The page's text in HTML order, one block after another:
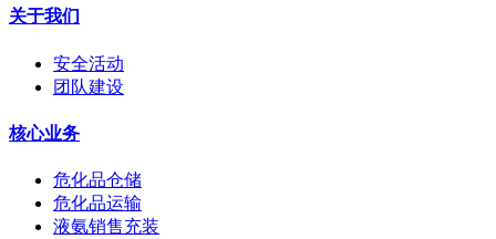
关于我们
安全活动
团队建设
核心业务
危化品仓储
危化品运输
液氨销售充装